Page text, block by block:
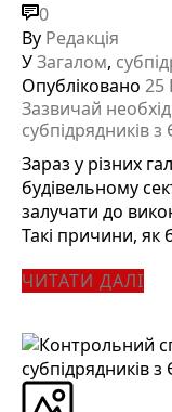
0
By Редакція
УЗагалом,
Опубліковано 25
Зазвичай
субпідрядників з
Зараз у різних
будівельному
залучати до
Такі причини, як
ЧИТАТИ ДАЛІ